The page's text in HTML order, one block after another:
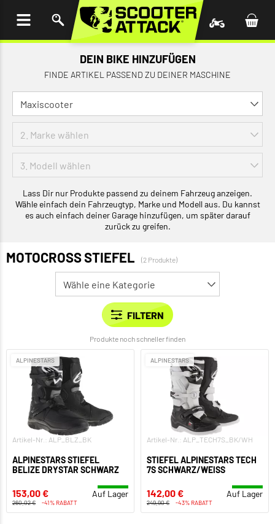
DEIN BIKE HINZUFÜGEN
FINDE ARTIKEL PASSEND ZU DEINER MASCHINE
Lass Dir nur Produkte passend zu deinem Fahrzeug anzeigen.
Wähle einfach dein Fahrzeugtyp, Marke und Modell aus. Du kannst
es auch einfach deiner Garage hinzufügen, um später darauf
zurück zu greifen.
MOTOCROSS STIEFEL (2 Produkte)
Produkte noch schneller finden
ALPINESTARS
Artikel-Nr.: ALP_BLZ_BK
ALPINESTARS STIEFEL
BELIZE DRYSTAR SCHWARZ
153,00 € Auf Lager
260,02 € -41% RABATT
ALPINESTARS
Artikel-Nr.: ALP_TECH7S_BK/WH
STIEFEL ALPINESTARS TECH
7S SCHWARZ/WEISS
142,00 € Auf Lager
249,90 € -43% RABATT